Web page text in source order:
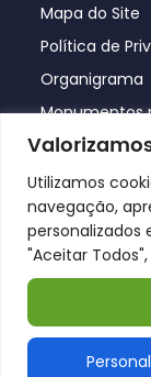
Utilizamos
navegação,
personalizados
"Aceitar
Mapa do Site
Política de
Organigrama
Monumentos
© Póvoa de